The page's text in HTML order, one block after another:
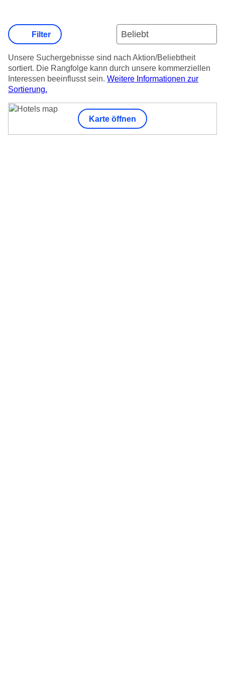
Unsere Suchergebnisse sind nach Aktion/Beliebtheit
sortiert. Die Rangfolge kann durch unsere kommerziellen
Interessen beeinflusst sein. Weitere Informationen zur
Sortierung.
Karte öffnen
Filter